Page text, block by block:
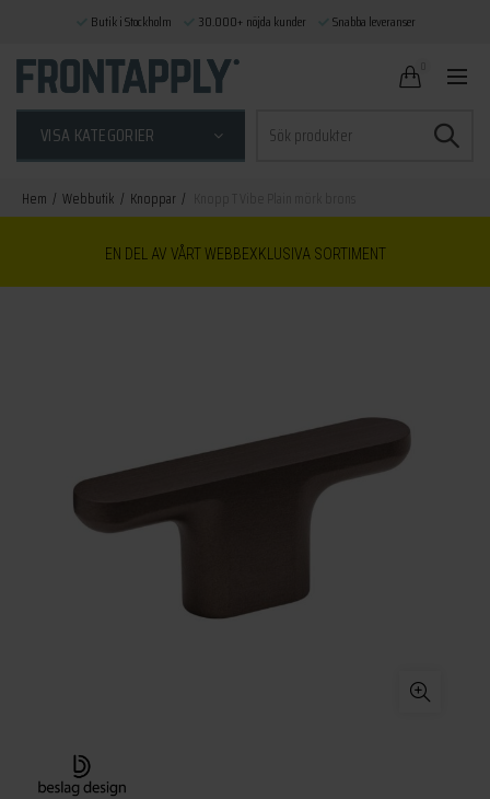
VISA KATEGORIER
efter:
Hem Webbutik Knoppar
EN DEL AV VÅRT WEBBEXKLUSIVA SORTIMENT
Butik i Stockholm 30.000+ nöjda kunder Snabba leveranser